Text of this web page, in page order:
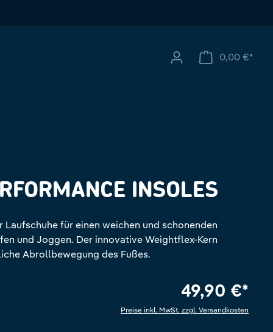
0,00 €*
INSOLES
Laufschuhe für einen weichen und schonenden
und Joggen. Der innovative Weightflex-Kern
Abrollbewegung des Fußes.
49,90 €*
Preise inkl. MwSt. zzgl. Versandkosten